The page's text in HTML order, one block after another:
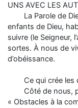
UNS AVEC LES
La Parole de
enfants de Dieu,
suivre (le Seigneur,
sortes. À nous de
d’obéissance.
Ce qui crée les
Côté de nous,
« Obstacles à la